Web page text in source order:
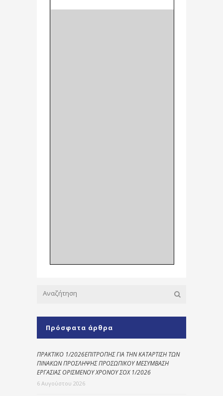
Πρόσφατα άρθρα
ΠΡΑΚΤΙΚΟ 1/2026ΕΠΙΤΡΟΠΗΣ ΓΙΑ ΤΗΝ ΚΑΤΑΡΤΙΣΗ ΤΩΝ
ΠΙΝΑΚΩΝ ΠΡΟΣΛΗΨΗΣ ΠΡΟΣΩΠΙΚΟΥ ΜΕΣΥΜΒΑΣΗ
ΕΡΓΑΣΙΑΣ ΟΡΙΣΜΕΝΟΥ ΧΡΟΝΟΥ ΣΟΧ 1/2026
6 Αυγούστου 2026